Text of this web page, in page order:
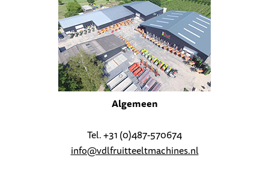
Algemeen
Tel. +31 (0)487-570674
info@vdlfruitteeltmachines.nl